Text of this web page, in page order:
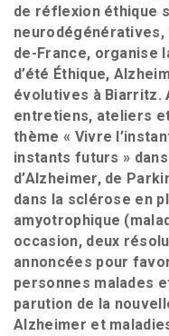
de réflexion éthique
neurodégénératives,
de-France, organise
d’été Éthique,
évolutives à Biarritz.
entretiens, ateliers
thème « Vivre
instants futurs »
d’Alzheimer, de
dans la sclérose en
amyotrophique
occasion, deux
annoncées pour
personnes malades
parution de la
Alzheimer et